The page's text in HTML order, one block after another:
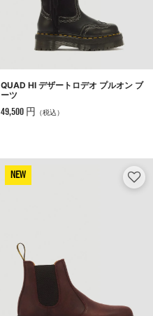
QUAD HI デザートロデオ プルオン ブ
ーツ
49,500 円 （税込）
NEW